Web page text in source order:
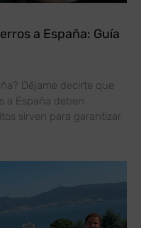
a España: Guía
Déjame decirte que
a España deben
sirven para garantizar